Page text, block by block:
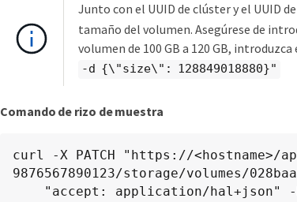
Junto con el UUID de clúster y el UUID
tamaño del volumen. Asegúrese de
volumen de 100 GB a 120 GB,
-d {\"size\": 128849018880}"
Comando de rizo de muestra
curl -X PATCH "https://<hostname>/
9876567890123/storage/volumes/